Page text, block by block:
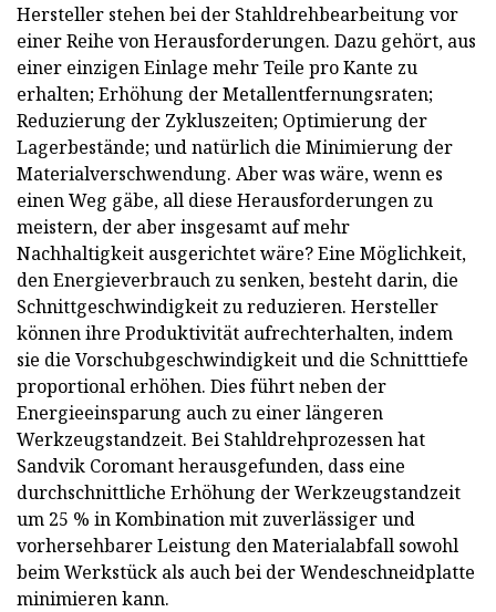
Hersteller stehen bei der Stahldrehbearbeitung vor
einer Reihe von Herausforderungen. Dazu gehört, aus
einer einzigen Einlage mehr Teile pro Kante zu
erhalten; Erhöhung der Metallentfernungsraten;
Reduzierung der Zykluszeiten; Optimierung der
Lagerbestände; und natürlich die Minimierung der
Materialverschwendung. Aber was wäre, wenn es
einen Weg gäbe, all diese Herausforderungen zu
meistern, der aber insgesamt auf mehr
Nachhaltigkeit ausgerichtet wäre? Eine Möglichkeit,
den Energieverbrauch zu senken, besteht darin, die
Schnittgeschwindigkeit zu reduzieren. Hersteller
können ihre Produktivität aufrechterhalten, indem
sie die Vorschubgeschwindigkeit und die Schnitttiefe
proportional erhöhen. Dies führt neben der
Energieeinsparung auch zu einer längeren
Werkzeugstandzeit. Bei Stahldrehprozessen hat
Sandvik Coromant herausgefunden, dass eine
durchschnittliche Erhöhung der Werkzeugstandzeit
um 25 % in Kombination mit zuverlässiger und
vorhersehbarer Leistung den Materialabfall sowohl
beim Werkstück als auch bei der Wendeschneidplatte
minimieren kann.